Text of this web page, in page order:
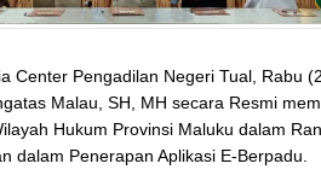
Center Pengadilan Negeri Tual, Rabu
Malau, SH, MH secara Resmi
Hukum Provinsi Maluku dalam
dalam Penerapan Aplikasi E-Berpadu.